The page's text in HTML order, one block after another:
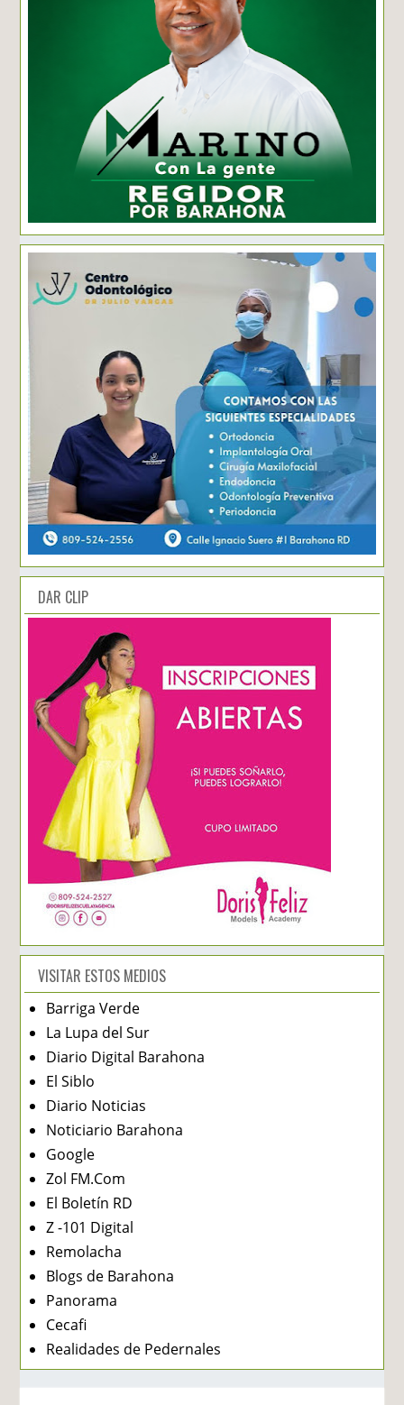
DAR CLIP
VISITAR ESTOS MEDIOS
Barriga Verde
La Lupa del Sur
Diario Digital Barahona
El Siblo
Diario Noticias
Noticiario Barahona
Google
Zol FM.Com
El Boletín RD
Z -101 Digital
Remolacha
Blogs de Barahona
Panorama
Cecafi
Realidades de Pedernales